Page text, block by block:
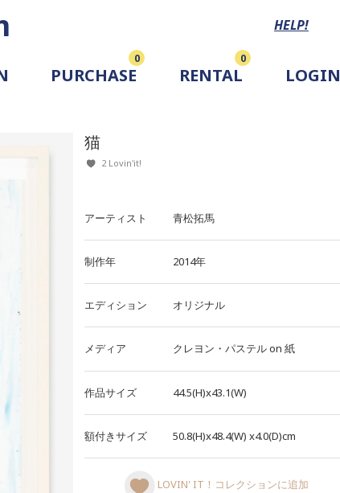
HELP!
PURCHASE
0
RENTAL
0
LOGIN
猫
2 Lovin'it!
アーティスト 青松拓馬
制作年 2014年
エディション オリジナル
メディア クレヨン・パステルon 紙
作品サイズ 44.5(H)x43.1(W)
額付きサイズ 50.8(H)x48.4(W) x4.0(D)cm
LOVIN' IT！コレクションに追加